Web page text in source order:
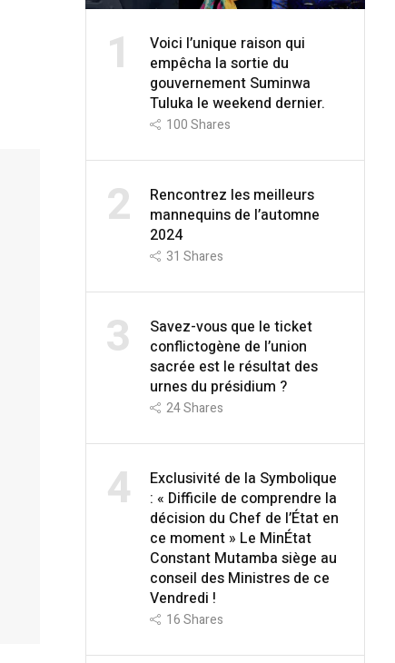
1
Voici l’unique raison qui
empêcha la sortie du
gouvernement Suminwa
Tuluka le weekend dernier.
100Shares
2
Rencontrez les meilleurs
mannequins de l’automne
2024
31 Shares
3
Savez-vous que le ticket
conflictogène de l’union
sacrée est le résultat des
urnes du présidium ?
24Shares
4
Exclusivité de la Symbolique
: « Difficile de comprendre la
décision du Chef de l’État en
ce moment » Le MinÉtat
Constant Mutamba siège au
conseil des Ministres de ce
Vendredi !
16Shares